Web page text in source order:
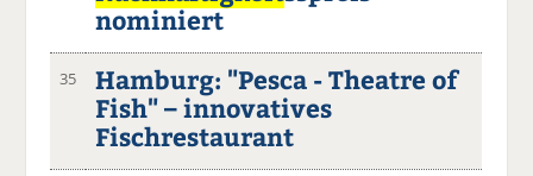
nominiert
35
Hamburg: "Pesca - Theatre of
Fish" – innovatives
Fischrestaurant